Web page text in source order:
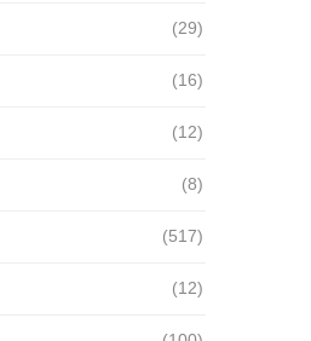
(29)
(16)
(12)
(8)
(517)
(12)